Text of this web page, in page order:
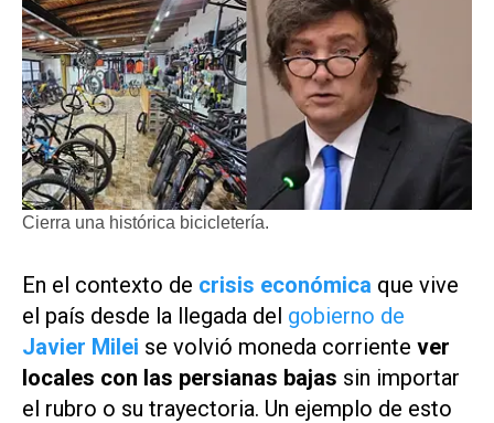
Cierra una histórica bicicletería.
En el contexto de crisis económica que vive
el país desde la llegada del gobierno de
Javier Milei se volvió moneda corriente ver
locales con las persianas bajas sin importar
el rubro o su trayectoria. Un ejemplo de esto